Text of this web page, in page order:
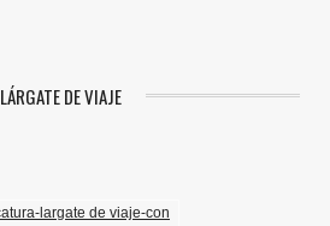
LÁRGATE DE VIAJE